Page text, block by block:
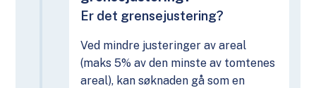
Er det grensejustering?
Ved mindre justeringer av areal
(maks 5% av den minste av tomtenes
areal), kan søknaden gå som en